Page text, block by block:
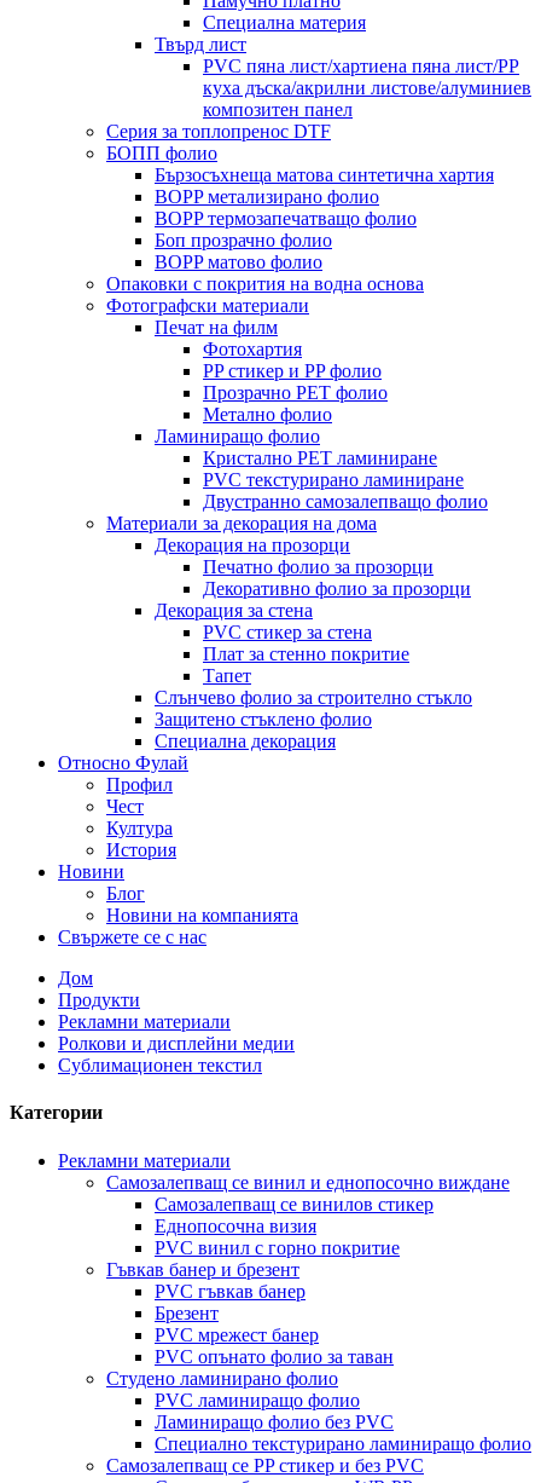
Специална материя
Твърд лист
PVC пяна лист/хартиена пяна лист/PP
куха дъска/акрилни листове/алуминиев
композитен панел
Серия за топлопренос DTF
БОПП фолио
Бързосъхнеща матова синтетична хартия
BOPP метализирано фолио
BOPP термозапечатващо фолио
Боп прозрачно фолио
BOPP матово фолио
Опаковки с покрития на водна основа
Фотографски материали
Печат на филм
Фотохартия
PP стикер и PP фолио
Прозрачно PET фолио
Метално фолио
Ламиниращо фолио
Кристално PET ламиниране
PVC текстурирано ламиниране
Двустранно самозалепващо фолио
Материали за декорация на дома
Декорация на прозорци
Печатно фолио за прозорци
Декоративно фолио за прозорци
Декорация за стена
PVC стикер за стена
Плат за стенно покритие
Тапет
Слънчево фолио за строително стъкло
Защитено стъклено фолио
Специална декорация
Относно Фулай
Профил
Чест
Култура
История
Новини
Блог
Новини на компанията
Свържете се с нас
Дом
Продукти
Рекламни материали
Ролкови и дисплейни медии
Сублимационен текстил
Категории
Рекламни материали
Самозалепващ се винил и еднопосочно виждане
Самозалепващ се винилов стикер
Еднопосочна визия
PVC винил с горно покритие
Гъвкав банер и брезент
PVC гъвкав банер
Брезент
PVC мрежест банер
PVC опънато фолио за таван
Студено ламинирано фолио
PVC ламиниращо фолио
Ламиниращо фолио без PVC
Специално текстурирано ламиниращо фолио
Самозалепващ се PP стикер и без PVC